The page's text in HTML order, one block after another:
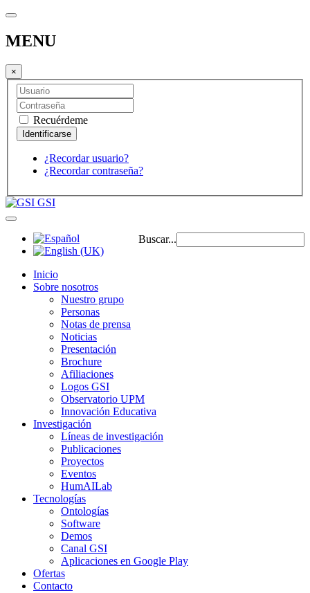
MENU
×
Recuérdeme
¿Recordar usuario?
¿Recordar contraseña?
GSI
Buscar...
Inicio
Sobre nosotros
Nuestro grupo
Personas
Notas de prensa
Noticias
Presentación
Brochure
Afiliaciones
Logos GSI
Observatorio UPM
Innovación Educativa
Investigación
Líneas de investigación
Publicaciones
Proyectos
Eventos
HumAILab
Tecnologías
Ontologías
Software
Demos
Canal GSI
Aplicaciones en Google Play
Ofertas
Contacto